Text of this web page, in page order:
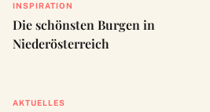
INSPIRATION
Die schönsten Burgen in
Niederösterreich
AKTUELLES